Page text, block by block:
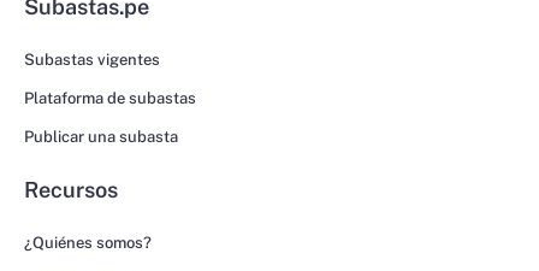
Subastas.pe
Subastas vigentes
Plataforma de subastas
Publicar una subasta
Recursos
¿Quiénes somos?